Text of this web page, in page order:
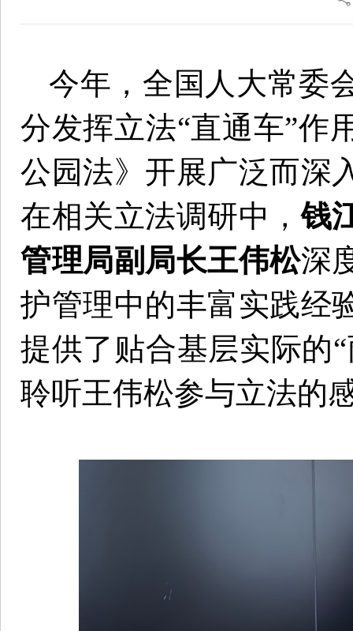
今年，全国人大常委
分发挥立法“直通车”作
公园法》开展广泛而深
在相关立法调研中，钱
管理局副局长王伟松深
护管理中的丰富实践经
提供了贴合基层实际的
聆听王伟松参与立法的